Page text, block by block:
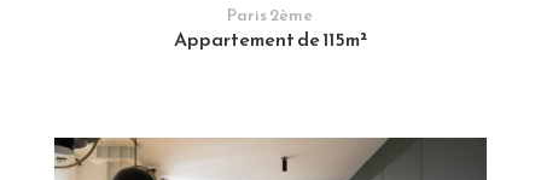
Paris 2ème
Appartement de 115m²